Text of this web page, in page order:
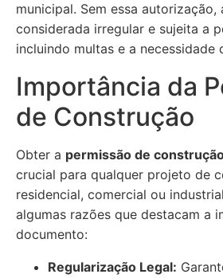
municipal. Sem essa
considerada irregular e sujeita a
incluindo multas e a necessidade
Importância da
de Construção
Obter a permissão de
crucial para qualquer projeto de
residencial, comercial ou
algumas razões que destacam a
documento:
Regularização Legal: